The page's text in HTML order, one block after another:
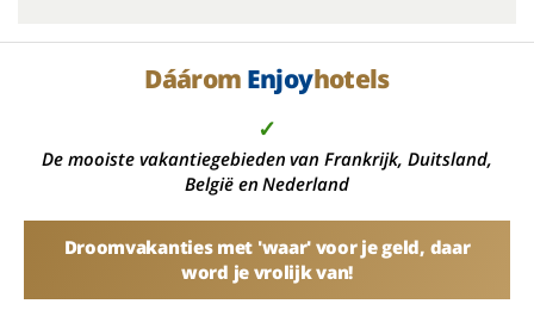
Dáárom Enjoyhotels
✓
De mooiste vakantiegebieden van Frankrijk, Duitsland,
België en Nederland
Droomvakanties met 'waar' voor je geld, daar
word je vrolijk van!